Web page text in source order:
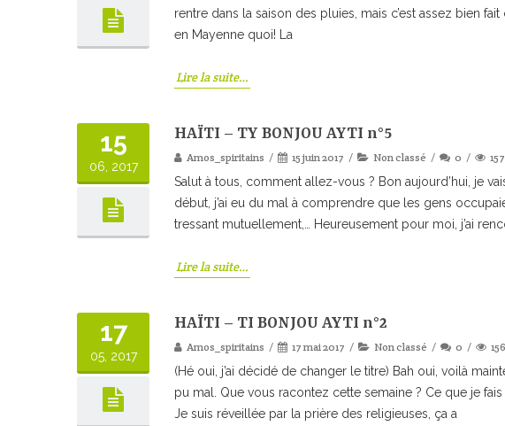
rentre dans la saison des pluies, mais c’est assez bien
en Mayenne quoi! La
Lire la suite…
15
06, 2017
HAÏTI – TY BONJOU AYTI n°5
Amos_spiritains 15 juin 2017 Non classé 0
Salut à tous, comment allez-vous ? Bon aujourd’hui, je
début, j’ai eu du mal à comprendre que les gens
tressant mutuellement,… Heureusement pour moi, j’ai
Lire la suite…
17
05, 2017
HAÏTI – TI BONJOU AYTI n°2
Amos_spiritains 17 mai 2017 Non classé 0
(Hé oui, j’ai décidé de changer le titre) Bah oui, voilà
pu mal. Que vous racontez cette semaine ? Ce que je
Je suis réveillée par la prière des religieuses, ça a